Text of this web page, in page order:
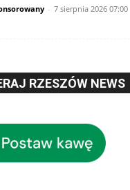
- 7 sierpnia 2026 07:00
RZESZÓW NEWS